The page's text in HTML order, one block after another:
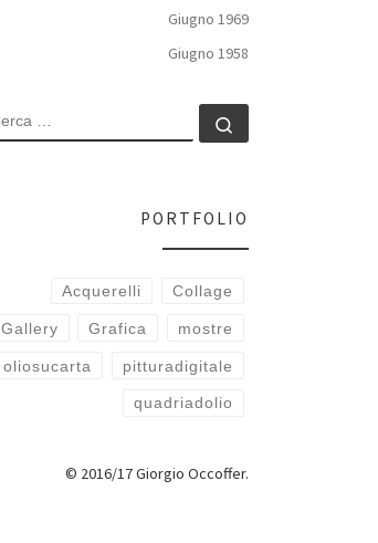
Giugno 1969
Giugno 1958
CERCA
PORTFOLIO
Acquerelli Collage
Gallery Grafica mostre
oliosucarta pitturadigitale
quadriadolio
© 2016/17 Giorgio Occoffer.